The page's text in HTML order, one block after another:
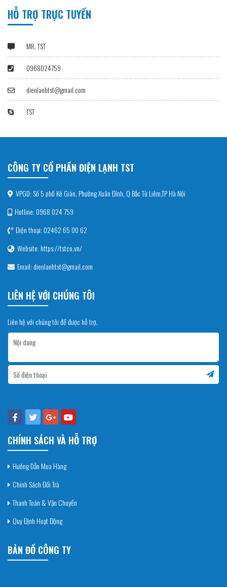
HỖ TRỢ TRỰC TUYẾN
MR. TST
0968024759
dienlanhtst@gmail.com
TST
CÔNG TY CỔ PHẦN ĐIỆN LẠNH TST
VPGD: Số 5 phố Kẻ Giàn, Phường Xuân Đỉnh, Q Bắc Từ Liêm,TP Hà Nội
Hotline: 0968 024 759
Điện thoại: 02462 65 00 62
Website: https://tstco.vn/
Email: dienlanhtst@gmail.com
LIÊN HỆ VỚI CHÚNG TÔI
Liên hệ với chúng tôi để được hỗ trợ.
CHÍNH SÁCH VÀ HỖ TRỢ
Hướng Dẫn Mua Hàng
Chính Sách Đổi Trả
Thanh Toán & Vận Chuyển
Quy Định Hoạt Động
BẢN ĐỒ CÔNG TY